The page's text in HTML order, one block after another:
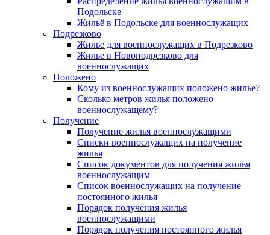
Подольске
Жильё в Подольске для военнослужащих
Подрезково
Жилье для военнослужащих в Подрезково
Жилье в Новоподрезково для
военнослужащих
Положено
Кому из военнослужащих положено жилье?
Сколько метров жилья положено
военнослужащему?
Получение
Получение жилья военнослужащими
Списки военнослужащих на получение
жилья
Список документов для получения жилья
военнослужащим
Список военнослужащих на получение
постоянного жилья
Порядок получения жилья
военнослужащими
Порядок получения постоянного жилья